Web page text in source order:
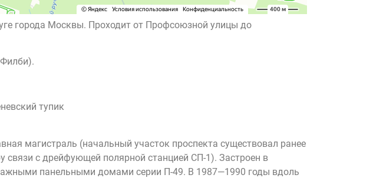
города Москвы. Проходит от Профсоюзной улицы до
тупик
магистраль (начальный участок проспекта существовал ранее
связи с дрейфующей полярной станцией СП-1). Застроен в
панельными домами серии П-49. В 1987—1990 годы вдоль